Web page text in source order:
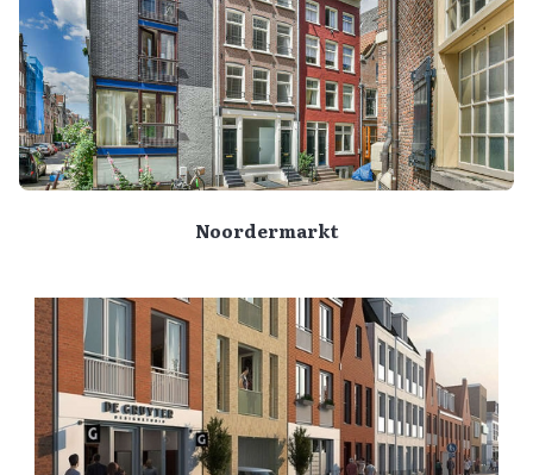
Noordermarkt